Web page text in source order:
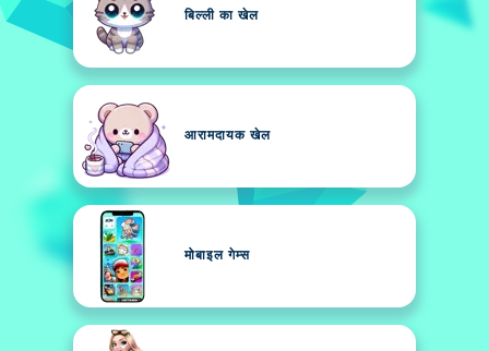
बिल्ली का खेल
आरामदायक खेल
मोबाइल गेम्स